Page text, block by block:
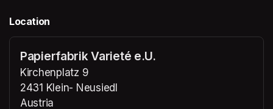
Location
Papierfabrik Varieté e.U.
Kirchenplatz 9
2431 Klein- Neusiedl
Austria